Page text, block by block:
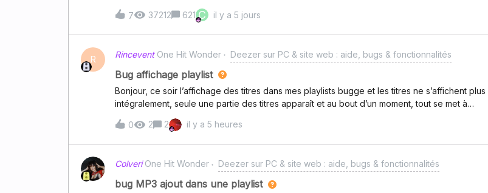
solution la plus simple est souvent la bonne ! Donc tout d’abord, veuillez supprimer votre
navigateur, puis le réinstaller Cela ne fonctionne toujours pas ? Nous avons essayé de créer
une liste des “symptômes” connus, pour que vous puissiez retrouver ce que vous voyez sur
correctement Deezer.com ne répond pas comme il devrait Vous ne pouvez pas voir le player
ou les boutons de contrôles (skip/passer, play.lecture, etc.) Solutions possibles : Assurez-
vous que votre navigateur est à jour Supprimer le cache Essayer de supprimer le cache de
votre navigateur (si vous n’êtes pas certain comment faire, il vous suffit dans votre navigateur
internet “comment supprimer le cache de mon navigateur”). Ensuite veuille
7 37212 621 C il y a 5 jours
R Rincevent One Hit Wonder Deezer sur PC & site web : aide, bugs & fonctionnalités
Bug affichage playlist
Bonjour, ce soir l’affichage des titres dans mes playlists bugge et les titres ne s’affichent plus
intégralement, seule une partie des titres apparaît et au bout d’un moment, tout se met à
clignoter.Esais faits sur 2 PC (fixe et portable) et sous chrome et FF.Merci par avance pour la
résolution.Phyt’
0 2 2 il y a 5 heures
Colveri One Hit Wonder Deezer sur PC & site web : aide, bugs & fonctionnalités
bug MP3 ajout dans une playlist